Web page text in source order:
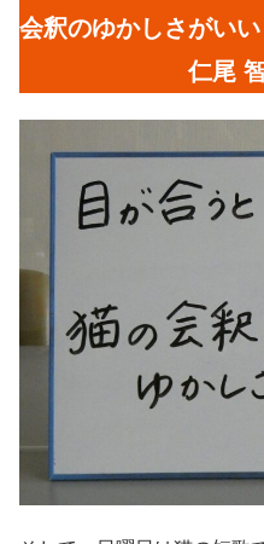
会釈のゆかしさがいい
仁尾